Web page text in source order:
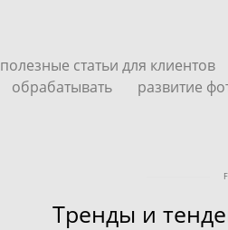
полезные статьи для клиентов
обрабатывать
развитие
Тренды и